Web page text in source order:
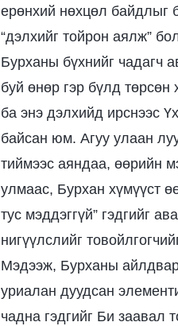
ерөнхий нөхцөл байдлыг
“дэлхийг тойрон аялж”
Бурханы бүхнийг чадагч
буй өнөр гэр бүлд
ба энэ дэлхийд ирснээс
байсан юм. Агуу улаан
тиймээс аяндаа, өөрийн
улмаас, Бурхан хүмүүст
тус мэддэггүй” гэдгийг
нигүүлслийг
Мэдээж, Бурханы
уриалан дуудсан
чадна гэдгийг Би заавал